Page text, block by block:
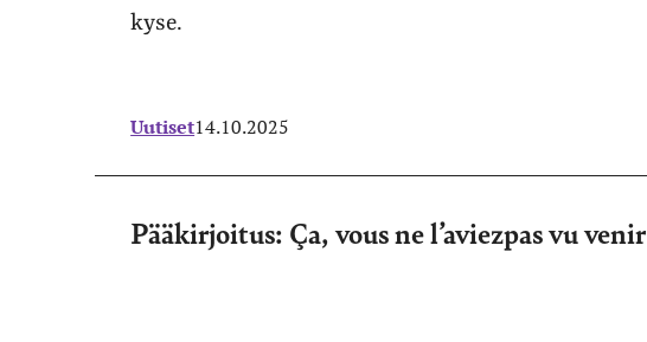
kyse.
Uutiset14.10.2025
Pääkirjoitus: Ça, vous ne l’aviezpas vu venir